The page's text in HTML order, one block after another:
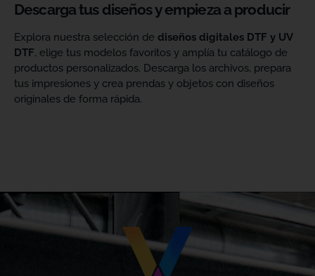
Descarga tus diseños y empieza a producir
Explora nuestra selección de diseños digitales DTF y UV
DTF, elige tus modelos favoritos y amplía tu catálogo de
productos personalizados. Descarga los archivos, prepara
tus impresiones y crea prendas y objetos con diseños
originales de forma rápida.